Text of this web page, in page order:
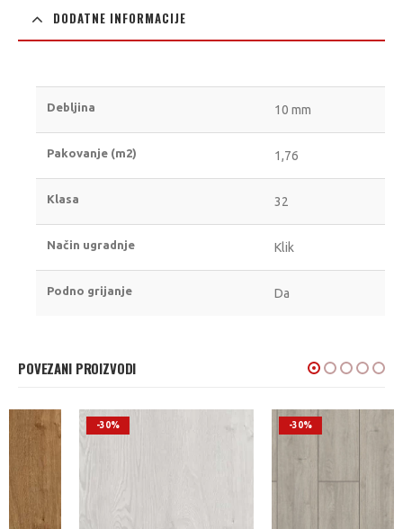
DODATNE INFORMACIJE
Debljina 10 mm
Pakovanje (m2) 1,76
Klasa 32
Način ugradnje Klik
Podno grijanje Da
POVEZANI PROIZVODI
-30%